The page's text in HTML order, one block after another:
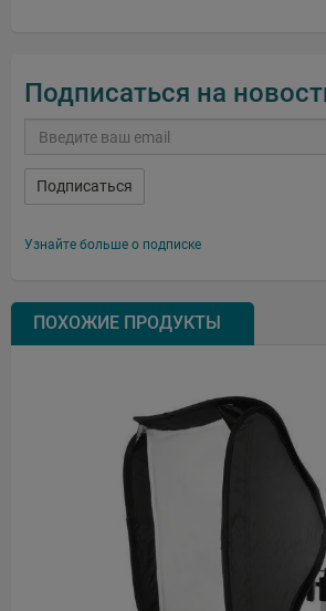
Подписаться на
Подписаться
Узнайте больше о подписке
ПОХОЖИЕ ПРОДУКТЫ